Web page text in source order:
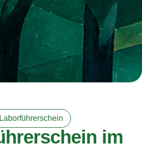
Laborführerschein
im